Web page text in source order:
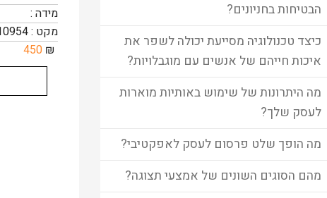
הבטיחות בחניונים?
כיצד טכנולוגיה מסייעת יכולה לשפר את
איכות חייהם של אנשים עם מוגבלויות?
מה היתרונות של שימוש באותיות מוארות
לעסק שלך?
מה הופך שלט פרסום לעסק לאפקטיבי?
מהם הסוגים השונים של אמצעי תצוגה?
מידה :
מקט : 10954
₪
450